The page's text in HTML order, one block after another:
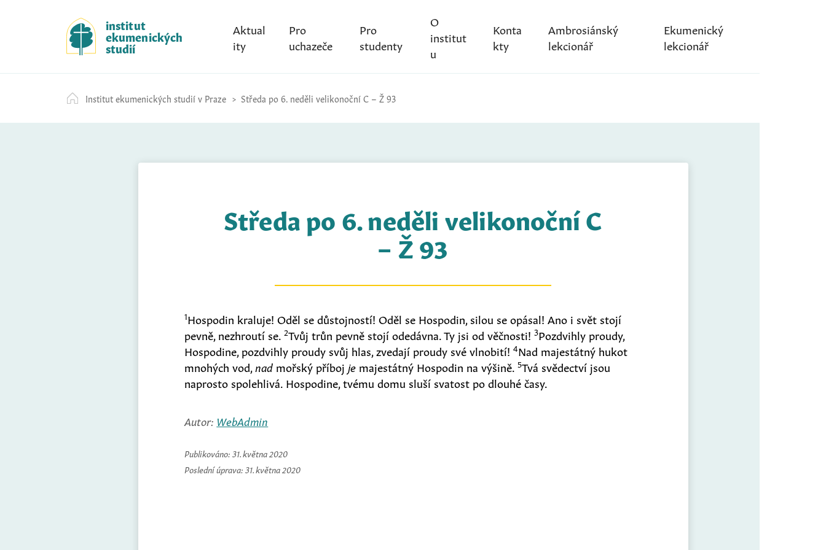
k
i
p
t
c
o
institut
ekumenických
studií
Aktual
ity
Pro
uchazeče
Pro
studenty
O
institut
u
Konta
kty
Ambrosiánský
lekcionář
Ekumenický
lekcionář
Institut ekumenických studií v Praze Středa po 6. neděli velikonoční C – Ž 93
Středa po 6. neděli velikonoční C
– Ž 93
1Hospodin kraluje! Oděl se důstojností! Oděl se Hospodin, silou se opásal! Ano i svět stojí
pevně, nezhroutí se.2Tvůj trůn pevně stojí odedávna. Ty jsi od věčnosti!3Pozdvihly proudy,
Hospodine, pozdvihly proudy svůj hlas, zvedají proudy své vlnobití!4Nad majestátný hukot
mnohých vod, nad mořský příboj je majestátný Hospodin na výšině.5Tvá svědectví jsou
naprosto spolehlivá. Hospodine, tvému domu sluší svatost po dlouhé časy.
Autor: WebAdmin
Publikováno: 31. května 2020
Poslední úprava: 31. května 2020